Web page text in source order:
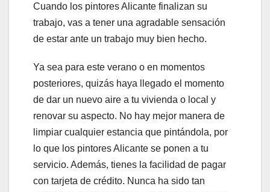
Cuando los pintores Alicante finalizan su
trabajo, vas a tener una agradable sensación
de estar ante un trabajo muy bien hecho.
Ya sea para este verano o en momentos
posteriores, quizás haya llegado el momento
de dar un nuevo aire a tu vivienda o local y
renovar su aspecto. No hay mejor manera de
limpiar cualquier estancia que pintándola, por
lo que los pintores Alicante se ponen a tu
servicio. Además, tienes la facilidad de pagar
con tarjeta de crédito. Nunca ha sido tan